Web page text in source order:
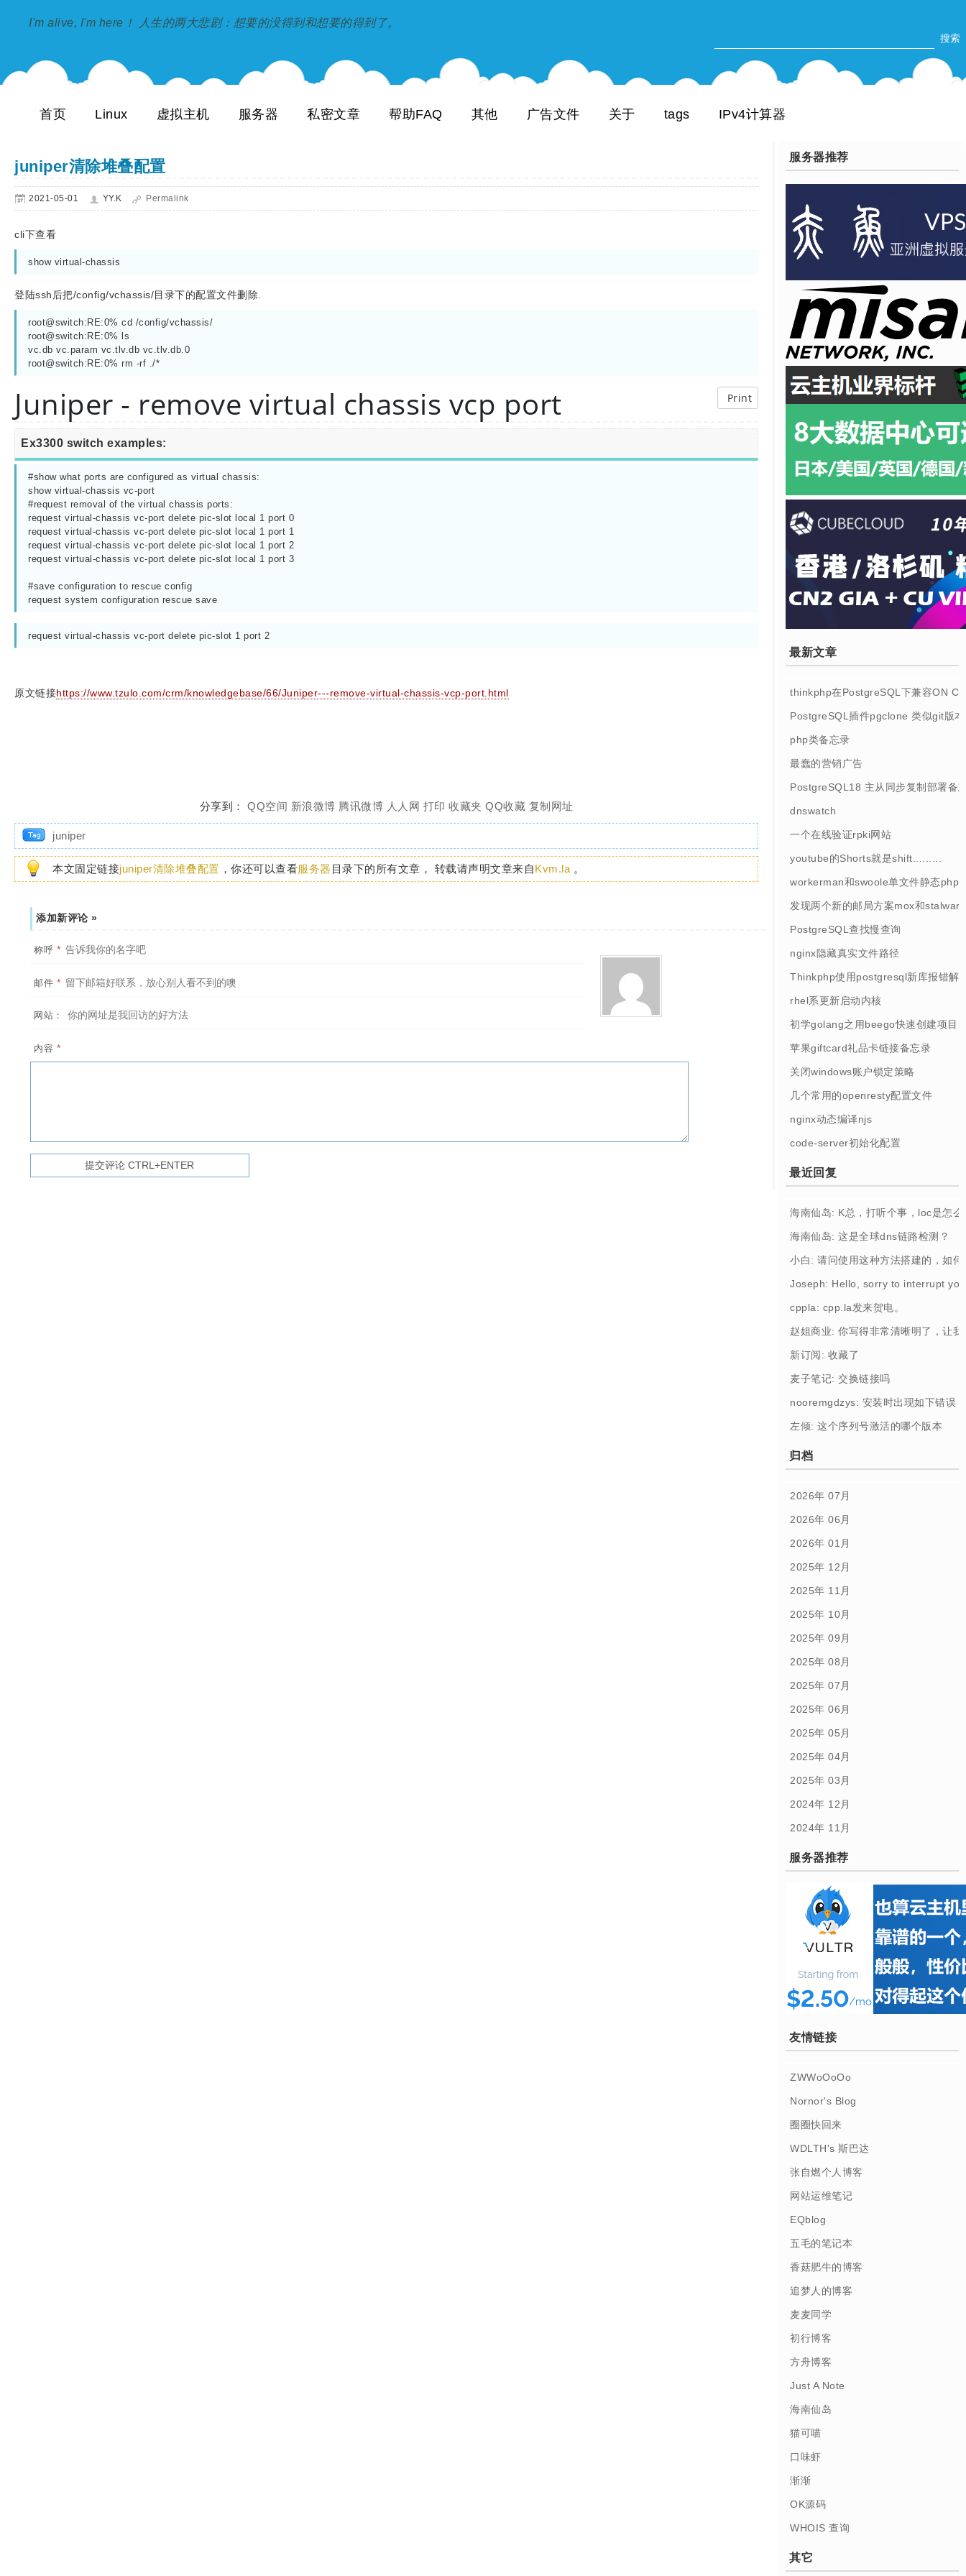
I'm alive, I'm here！ 人生的两大悲剧：想要的没得到和想要的得到了。
首页 Linux 虚拟主机 服务器 私密文章 帮助FAQ 其他 广告文件 关于 tags IPv4计算器
juniper清除堆叠配置
2021-05-01 YY.K Permalink
cli下查看
show virtual-chassis
登陆ssh后把/config/vchassis/目录下的配置文件删除.
root@switch:RE:0% cd /config/vchassis/
root@switch:RE:0% ls
vc.db vc.param vc.tlv.db vc.tlv.db.0
root@switch:RE:0% rm -rf ./*
Juniper - remove virtual chassis vcp port Print
Ex3300 switch examples:
#show what ports are configured as virtual chassis:
show virtual-chassis vc-port
#request removal of the virtual chassis ports:
request virtual-chassis vc-port delete pic-slot local 1 port 0
request virtual-chassis vc-port delete pic-slot local 1 port 1
request virtual-chassis vc-port delete pic-slot local 1 port 2
request virtual-chassis vc-port delete pic-slot local 1 port 3
#save configuration to rescue config
request system configuration rescue save
request virtual-chassis vc-port delete pic-slot 1 port 2
原文链接https://www.tzulo.com/crm/knowledgebase/66/Juniper---remove-virtual-chassis-vcp-port.html
分享到： QQ空间 新浪微博 腾讯微博 人人网 打印 收藏夹 QQ收藏 复制网址
juniper
本文固定链接juniper清除堆叠配置 ，你还可以查看服务器 目录下的所有文章， 转载请声明文章来自Kvm.la 。
添加新评论 »
称呼 *
邮件 *
网站：
内容 *
服务器推荐
最新文章
thinkphp在PostgreSQL下兼容ON
PostgreSQL插件pgclone 类似git版
php类备忘录
最蠢的营销广告
PostgreSQL18 主从同步复制部署备
dnswatch
一个在线验证rpki网站
youtube的Shorts就是shift.........
workerman和swoole单文件静态php
发现两个新的邮局方案mox和stalwart
PostgreSQL查找慢查询
nginx隐藏真实文件路径
Thinkphp使用postgresql新库报错解
rhel系更新启动内核
初学golang之用beego快速创建项目
苹果giftcard礼品卡链接备忘录
关闭windows账户锁定策略
几个常用的openresty配置文件
nginx动态编译njs
code-server初始化配置
最近回复
海南仙岛: K总，打听个事，loc是怎么
海南仙岛: 这是全球dns链路检测？
小白: 请问使用这种方法搭建的，如
Joseph: Hello, sorry to interrupt
cppla: cpp.la发来贺电。
赵姐商业: 你写得非常清晰明了，让
新订阅: 收藏了
麦子笔记: 交换链接吗
nooremgdzys: 安装时出现如下错误
左倾: 这个序列号激活的哪个版本
归档
2026年 07月
2026年 06月
2026年 01月
2025年 12月
2025年 11月
2025年 10月
2025年 09月
2025年 08月
2025年 07月
2025年 06月
2025年 05月
2025年 04月
2025年 03月
2024年 12月
2024年 11月
服务器推荐
友情链接
ZWWoOoOo
Nornor's Blog
圈圈快回来
WDLTH's 斯巴达
张自燃个人博客
网站运维笔记
EQblog
五毛的笔记本
香菇肥牛的博客
追梦人的博客
麦麦同学
初行博客
方舟博客
Just A Note
海南仙岛
猫可喵
口味虾
渐渐
OK源码
WHOIS 查询
其它